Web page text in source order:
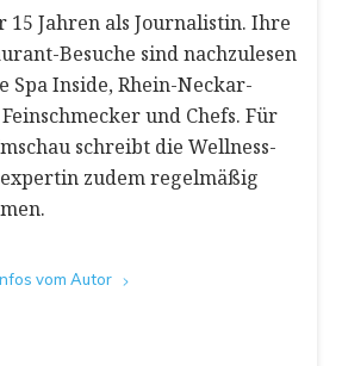
15 Jahren als Journalistin. Ihre
Besuche sind nachzulesen
Spa Inside, Rhein-Neckar-
und Chefs. Für
schreibt die Wellness-
zudem regelmäßig
vom Autor